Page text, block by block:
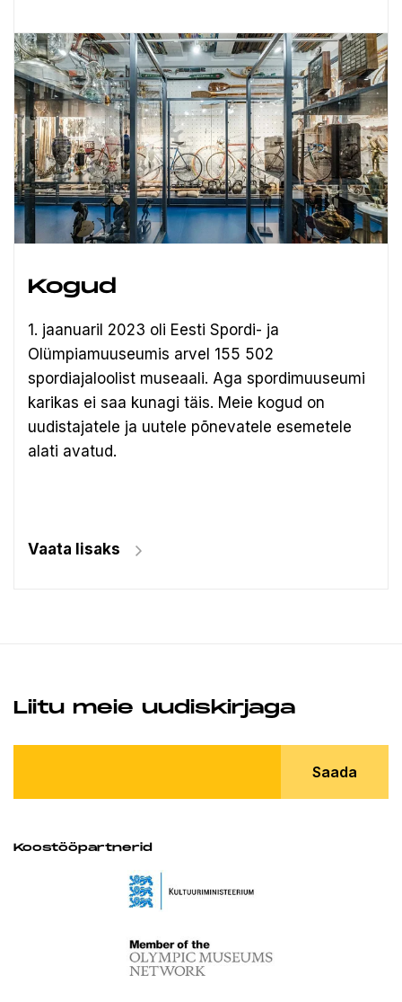
Kogud
1. jaanuaril 2023 oli Eesti Spordi- ja
Olümpiamuuseumis arvel 155 502
spordiajaloolist museaali. Aga spordimuuseumi
karikas ei saa kunagi täis. Meie kogud on
uudistajatele ja uutele põnevatele esemetele
alati avatud.
Vaata lisaks
Liitu meie uudiskirjaga
Saada
Koostööpartnerid